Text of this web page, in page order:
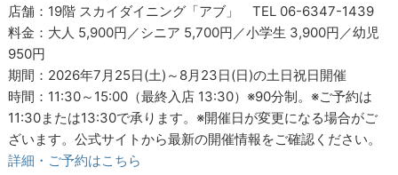
店舗：19階 スカイダイニング「アブ」 TEL 06-6347-1439
料金：大人 5,900円／シニア 5,700円／小学生 3,900円／幼児
950円
期間：2026年7月25日(土)～8月23日(日)の土日祝日開催
時間：11:30～15:00（最終入店 13:30）※90分制。※ご予約は
11:30または13:30で承ります。※開催日が変更になる場合がご
ざいます。公式サイトから最新の開催情報をご確認ください。
詳細・ご予約はこちら